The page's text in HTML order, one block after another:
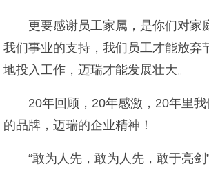
更要感谢员工家属，是你们对家
我们事业的支持，我们员工才能放弃
地投入工作，迈瑞才能发展壮大。
20年回顾，20年感激，20年里
的品牌，迈瑞的企业精神！
“敢为人先，敢为人先，敢于亮剑